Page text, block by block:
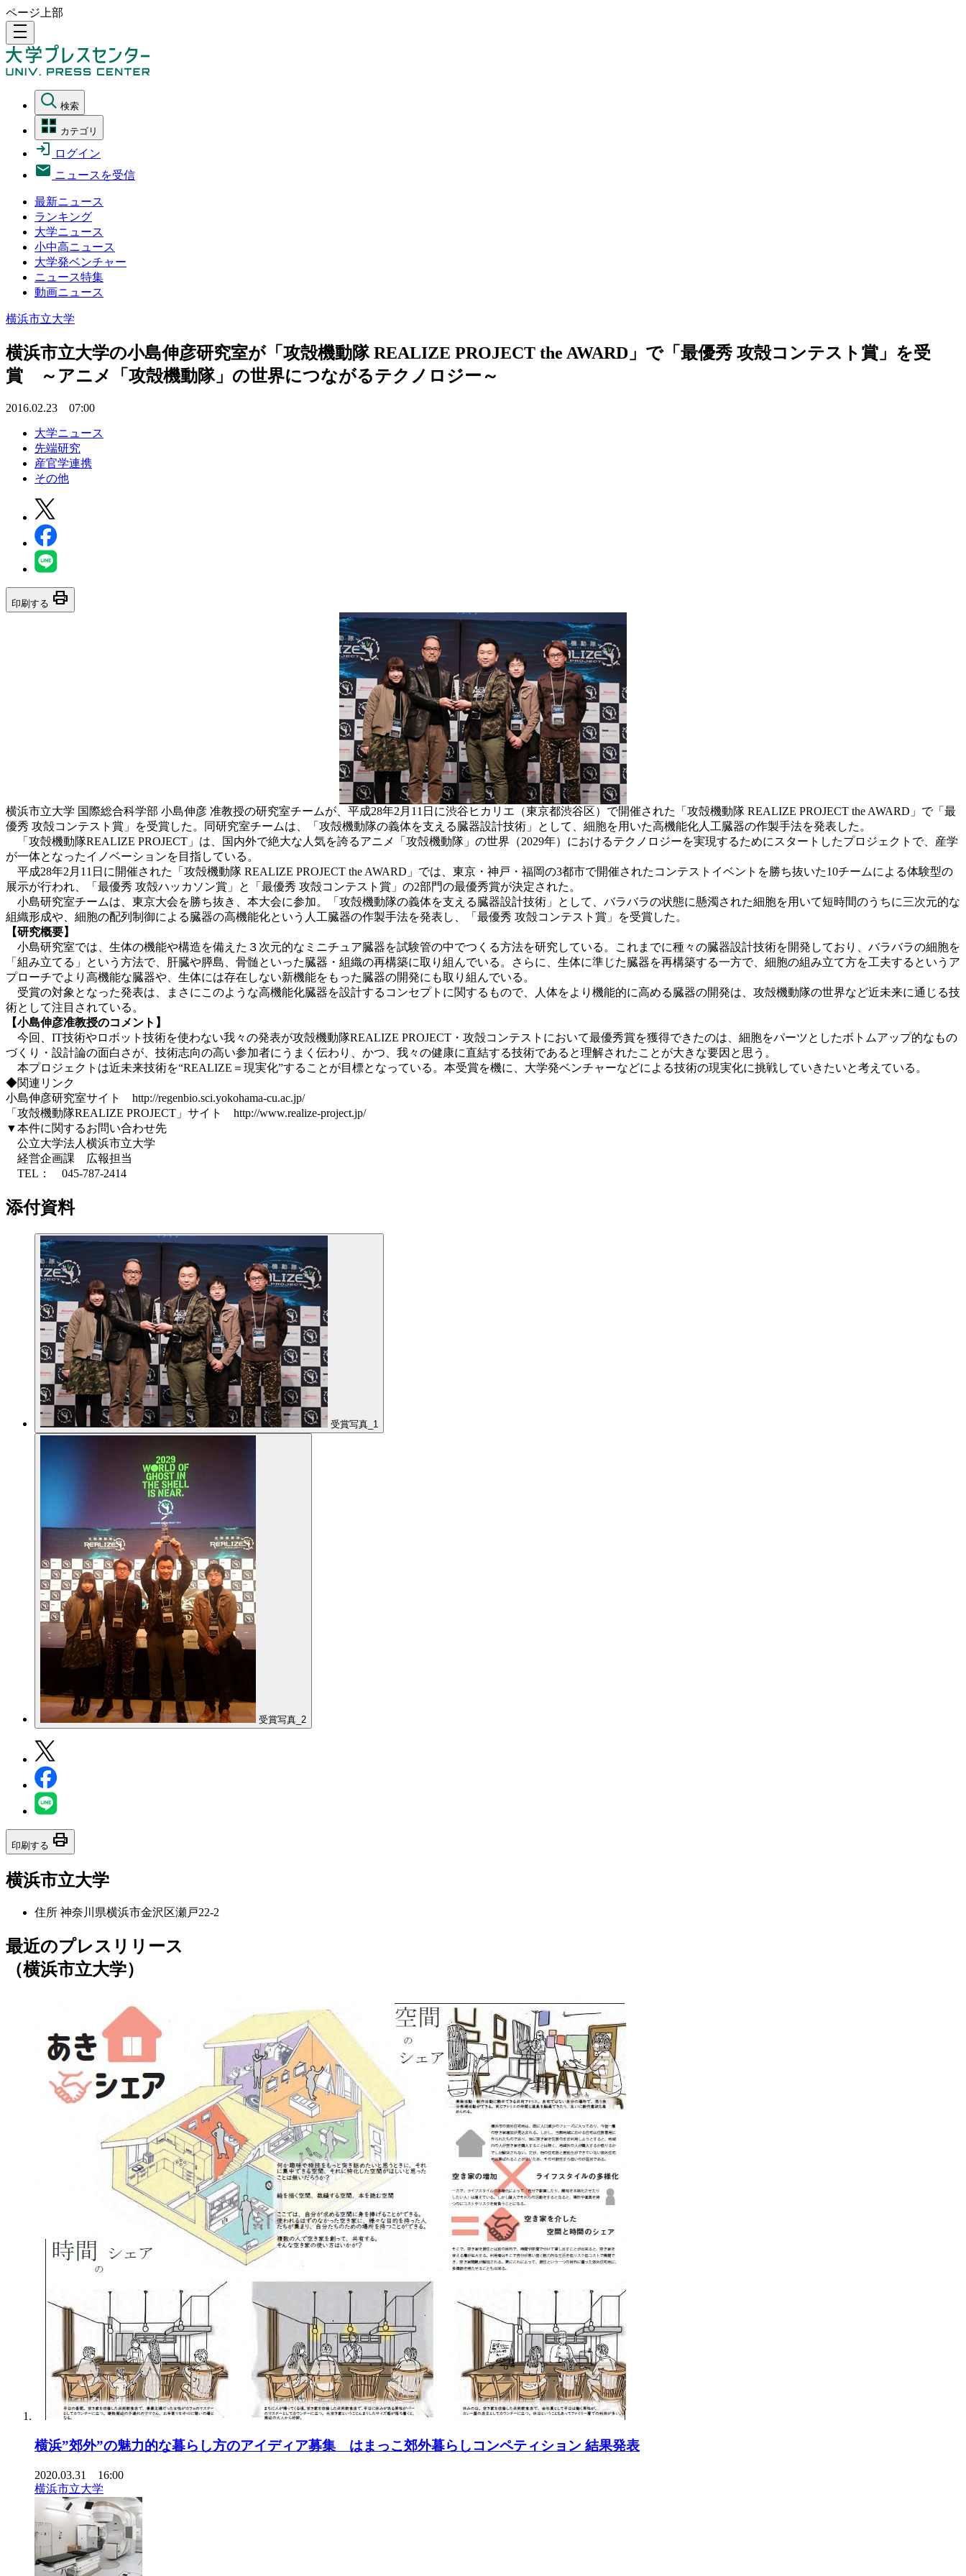
ページ上部
density_medium
検索
カテゴリ
ログイン
ニュースを受信
最新ニュース
ランキング
大学ニュース
小中高ニュース
大学発ベンチャー
ニュース特集
動画ニュース
横浜市立大学
横浜市立大学の小島伸彦研究室が「攻殻機動隊 REALIZE PROJECT the AWARD」で「最優秀 攻殻コンテスト賞」を受
賞 ～アニメ「攻殻機動隊」の世界につながるテクノロジー～
2016.02.23 07:00
大学ニュース
先端研究
産官学連携
その他
印刷する print
横浜市立大学 国際総合科学部 小島伸彦 准教授の研究室チームが、平成28年2月11日に渋谷ヒカリエ（東京都渋谷区）で開催された「攻殻機動隊 REALIZE PROJECT the AWARD」で「最
優秀 攻殻コンテスト賞」を受賞した。同研究室チームは、「攻殻機動隊の義体を支える臓器設計技術」として、細胞を用いた高機能化人工臓器の作製手法を発表した。
「攻殻機動隊REALIZE PROJECT」は、国内外で絶大な人気を誇るアニメ「攻殻機動隊」の世界（2029年）におけるテクノロジーを実現するためにスタートしたプロジェクトで、産学
が一体となったイノベーションを目指している。
平成28年2月11日に開催された「攻殻機動隊 REALIZE PROJECT the AWARD」では、東京・神戸・福岡の3都市で開催されたコンテストイベントを勝ち抜いた10チームによる体験型の
展示が行われ、「最優秀 攻殻ハッカソン賞」と「最優秀 攻殻コンテスト賞」の2部門の最優秀賞が決定された。
小島研究室チームは、東京大会を勝ち抜き、本大会に参加。「攻殻機動隊の義体を支える臓器設計技術」として、バラバラの状態に懸濁された細胞を用いて短時間のうちに三次元的な
組織形成や、細胞の配列制御による臓器の高機能化という人工臓器の作製手法を発表し、「最優秀 攻殻コンテスト賞」を受賞した。
【研究概要】
小島研究室では、生体の機能や構造を備えた３次元的なミニチュア臓器を試験管の中でつくる方法を研究している。これまでに種々の臓器設計技術を開発しており、バラバラの細胞を
「組み立てる」という方法で、肝臓や膵島、骨髄といった臓器・組織の再構築に取り組んでいる。さらに、生体に準じた臓器を再構築する一方で、細胞の組み立て方を工夫するというア
プローチでより高機能な臓器や、生体には存在しない新機能をもった臓器の開発にも取り組んでいる。
受賞の対象となった発表は、まさにこのような高機能化臓器を設計するコンセプトに関するもので、人体をより機能的に高める臓器の開発は、攻殻機動隊の世界など近未来に通じる技
術として注目されている。
【小島伸彦准教授のコメント】
今回、IT技術やロボット技術を使わない我々の発表が攻殻機動隊REALIZE PROJECT・攻殻コンテストにおいて最優秀賞を獲得できたのは、細胞をパーツとしたボトムアップ的なもの
づくり・設計論の面白さが、技術志向の高い参加者にうまく伝わり、かつ、我々の健康に直結する技術であると理解されたことが大きな要因と思う。
本プロジェクトは近未来技術を“REALIZE＝現実化”することが目標となっている。本受賞を機に、大学発ベンチャーなどによる技術の現実化に挑戦していきたいと考えている。
◆関連リンク
小島伸彦研究室サイト http://regenbio.sci.yokohama-cu.ac.jp/
「攻殻機動隊REALIZE PROJECT」サイト http://www.realize-project.jp/
▼本件に関するお問い合わせ先
公立大学法人横浜市立大学
経営企画課 広報担当
TEL： 045-787-2414
添付資料
受賞写真_1
受賞写真_2
印刷する print
横浜市立大学
住所 神奈川県横浜市金沢区瀬戸22-2
最近のプレスリリース
（横浜市立大学）
横浜”郊外”の魅力的な暮らし方のアイディア募集 はまっこ郊外暮らしコンペティション 結果発表
2020.03.31 16:00
横浜市立大学